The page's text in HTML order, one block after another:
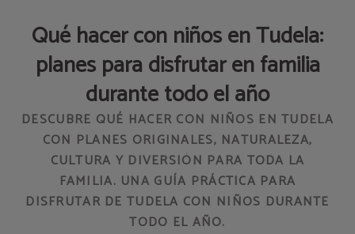
Qué hacer con niños en Tudela:
planes para disfrutar en familia
durante todo el año
DESCUBRE QUÉ HACER CON NIÑOS EN TUDELA
CON PLANES ORIGINALES, NATURALEZA,
CULTURA Y DIVERSIÓN PARA TODA LA
FAMILIA. UNA GUÍA PRÁCTICA PARA
DISFRUTAR DE TUDELA CON NIÑOS DURANTE
TODO EL AÑO.